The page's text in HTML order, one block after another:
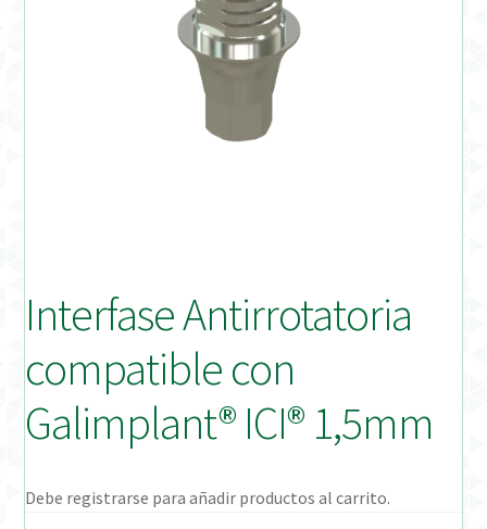
Mi cuenta
On-line Store
Productos Favoritos
Uso previsto
Interfase Antirrotatoria
compatible con
Galimplant® ICI® 1,5mm
Debe registrarse para añadir productos al carrito.